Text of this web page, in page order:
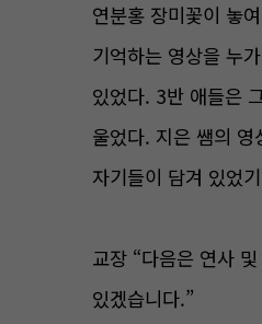
연분홍 장미꽃이 놓
기억하는 영상을 누
있었다. 3반 애들은
울었다. 지은 쌤의 영
자기들이 담겨 있었
교장 “다음은 연사
있겠습니다.”